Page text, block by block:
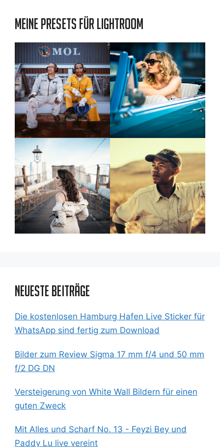
Meine Presets für Lightroom
Neueste Beiträge
Die kostenlosen Hamburg Hafen Live Sticker für
WhatsApp sind fertig zum Download
Bilder zum Review Sigma 17 mm f/4 und 50 mm
f/2 DG DN
Versteigerung von White Wall Bildern für einen
guten Zweck
Mit Alles und Scharf No. 13 - Feyzi Bey und
Paddy Lu live vereint